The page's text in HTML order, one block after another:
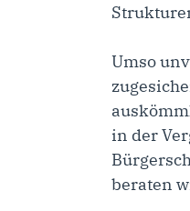
Umso
in der
beraten